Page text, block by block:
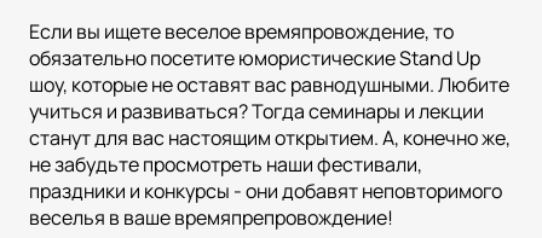
Если вы ищете веселое времяпровождение, то
обязательно посетите юмористические Stand Up
шоу, которые не оставят вас равнодушными. Любите
учиться и развиваться? Тогда семинары и лекции
станут для вас настоящим открытием. А, конечно же,
не забудьте просмотреть наши фестивали,
праздники и конкурсы - они добавят неповторимого
веселья в ваше времяпрепровождение!